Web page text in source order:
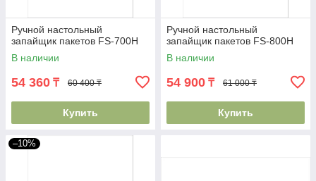
Ручной настольный
запайщик пакетов FS-700H
В наличии
54 360 ₸ 60 400 ₸
Купить
Ручной настольный
запайщик пакетов FS-800H
В наличии
54 900 ₸ 61 000 ₸
Купить
–10%